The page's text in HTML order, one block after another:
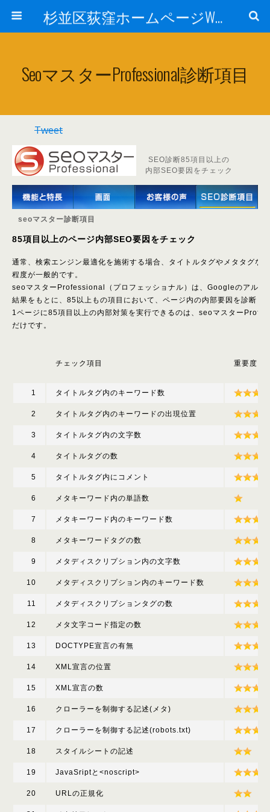
杉並区荻窪ホームページWEB制作会社コラボレーションオフィス カッキッズ SEO・サーチエンジン登録、SEOオートマチック・Facebook・スマホ・Twitter・プランニング、デザイン、HTMLコーディング、サーバ管理
SeoマスターProfessional診断項目
Tweet